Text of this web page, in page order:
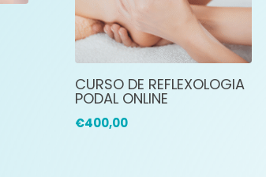
CURSO DE REFLEXOLOGIA
PODAL ONLINE
€400,00